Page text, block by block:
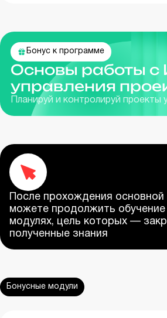
Бонус к программе
Основы работы с
управления
Планируй и контролируй проекты
После прохождения
можете продолжить обучение
модулях, цель которых —
полученные знания
Бонусные модули